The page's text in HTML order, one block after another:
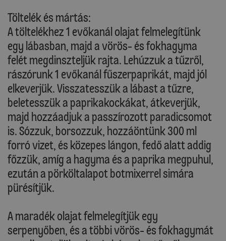
Töltelék és mártás:
A töltelékhez 1 evőkanál olajat felmelegítünk
egy lábasban, majd a vörös- és fokhagyma
felét megdinszteljük rajta. Lehúzzuk a tűzről,
rászórunk 1 evőkanál fűszerpaprikát, majd jól
elkeverjük. Visszatesszük a lábast a tűzre,
beletesszük a paprikakockákat, átkeverjük,
majd hozzáadjuk a passzírozott paradicsomot
is. Sózzuk, borsozzuk, hozzáöntünk 300 ml
forró vizet, és közepes lángon, fedő alatt addig
főzzük, amíg a hagyma és a paprika megpuhul,
ezután a pörköltalapot botmixerrel simára
pürésítjük.
A maradék olajat felmelegítjük egy
serpenyőben, és a többi vörös- és fokhagymát